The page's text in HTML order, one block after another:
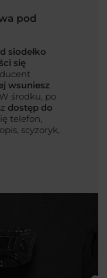
pod
siodełko
się
wsuniesz
środku, po
dostęp do
telefon,
scyzoryk,